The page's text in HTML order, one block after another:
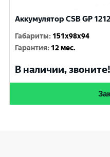
Аккумулятор CSB GP
Габариты: 151x98x94
Гарантия: 12 мес.
В наличии, звоните!